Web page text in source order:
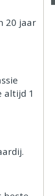
20 jaar
altijd 1